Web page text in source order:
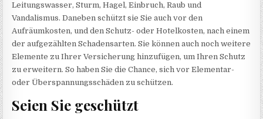
Leitungswasser, Sturm, Hagel, Einbruch, Raub und
Vandalismus. Daneben schützt sie Sie auch vor den
Aufräumkosten, und den Schutz- oder Hotelkosten, nach einem
der aufgezählten Schadensarten. Sie können auch noch weitere
Elemente zu Ihrer Versicherung hinzufügen, um Ihren Schutz
zu erweitern. So haben Sie die Chance, sich vor Elementar-
oder Überspannungsschäden zu schützen.
Seien Sie geschützt